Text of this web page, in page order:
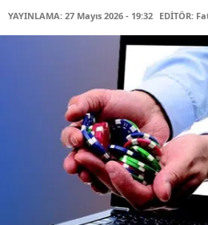
YAYINLAMA: 27 Mayıs 2026 - 19:32 EDİTÖR: